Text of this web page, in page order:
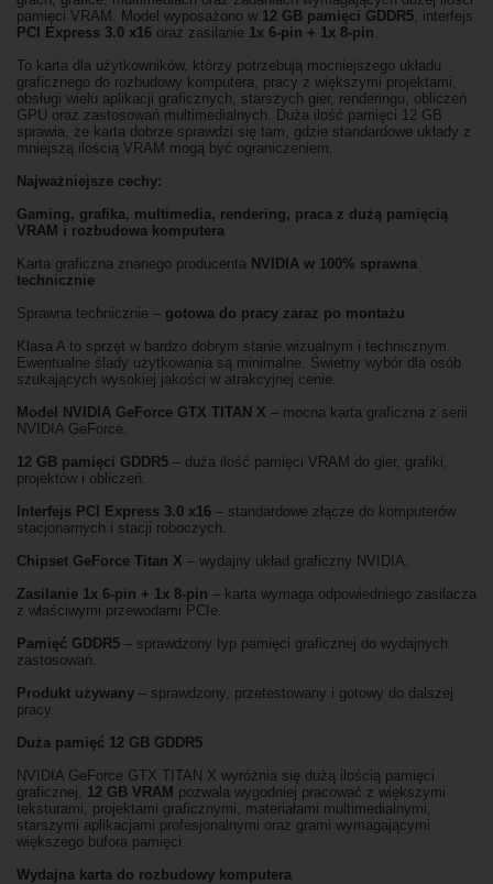
pamięci VRAM. Model wyposażono w 12 GB pamięci GDDR5, interfejs
PCI Express 3.0 x16 oraz zasilanie 1x 6-pin + 1x 8-pin.
To karta dla użytkowników, którzy potrzebują mocniejszego układu
graficznego do rozbudowy komputera, pracy z większymi projektami,
obsługi wielu aplikacji graficznych, starszych gier, renderingu, obliczeń
GPU oraz zastosowań multimedialnych. Duża ilość pamięci 12 GB
sprawia, że karta dobrze sprawdzi się tam, gdzie standardowe układy z
mniejszą ilością VRAM mogą być ograniczeniem.
Najważniejsze cechy:
Gaming, grafika, multimedia, rendering, praca z dużą pamięcią
VRAM i rozbudowa komputera
Karta graficzna znanego producenta NVIDIA w 100% sprawna
technicznie
Sprawna technicznie – gotowa do pracy zaraz po montażu
Klasa A to sprzęt w bardzo dobrym stanie wizualnym i technicznym.
Ewentualne ślady użytkowania są minimalne. Świetny wybór dla osób
szukających wysokiej jakości w atrakcyjnej cenie.
Model NVIDIA GeForce GTX TITAN X – mocna karta graficzna z serii
NVIDIA GeForce.
12 GB pamięci GDDR5 – duża ilość pamięci VRAM do gier, grafiki,
projektów i obliczeń.
Interfejs PCI Express 3.0 x16 – standardowe złącze do komputerów
stacjonarnych i stacji roboczych.
Chipset GeForce Titan X – wydajny układ graficzny NVIDIA.
Zasilanie 1x 6-pin + 1x 8-pin – karta wymaga odpowiedniego zasilacza
z właściwymi przewodami PCIe.
Pamięć GDDR5 – sprawdzony typ pamięci graficznej do wydajnych
zastosowań.
Produkt używany – sprawdzony, przetestowany i gotowy do dalszej
pracy.
Duża pamięć 12 GB GDDR5
NVIDIA GeForce GTX TITAN X wyróżnia się dużą ilością pamięci
graficznej. 12 GB VRAM pozwala wygodniej pracować z większymi
teksturami, projektami graficznymi, materiałami multimedialnymi,
starszymi aplikacjami profesjonalnymi oraz grami wymagającymi
większego bufora pamięci.
Wydajna karta do rozbudowy komputera